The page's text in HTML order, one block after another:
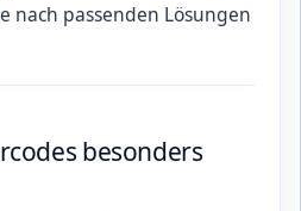
nach passenden Lösungen
besonders